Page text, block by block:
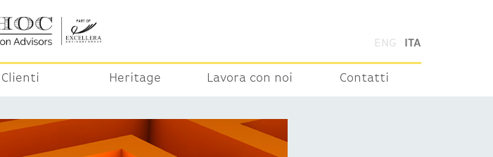
ENG ITA
Clienti Heritage Lavora con noi Contatti